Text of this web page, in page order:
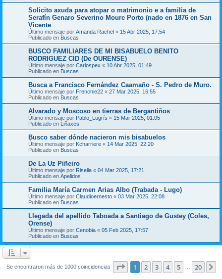
Solicito axuda para atopar o matrimonio e a familia de
Serafín Genaro Severino Moure Porto (nado en 1876 en San
Vicente
Último mensaje por Amanda Rachel « 15 Abr 2025, 17:54
Publicado en Buscas
BUSCO FAMILIARES DE MI BISABUELO BENITO
RODRIGUEZ CID (De OURENSE)
Último mensaje por Carlospex « 10 Abr 2025, 01:49
Publicado en Buscas
Busca a Francisco Fernández Caamaño - S. Pedro de Muro.
Último mensaje por Frenchie22 « 27 Mar 2025, 16:55
Publicado en Buscas
Alvarado y Moscoso en tierras de Bergantiños
Último mensaje por Pablo_Lugrís « 15 Mar 2025, 01:05
Publicado en Liñaxes
Busco saber dónde nacieron mis bisabuelos
Último mensaje por Kcharriere « 14 Mar 2025, 22:20
Publicado en Buscas
De La Uz Piñeiro
Último mensaje por Riselia « 04 Mar 2025, 17:21
Publicado en Apelidos
Familia María Carmen Arias Albo (Trabada - Lugo)
Último mensaje por Claudioernesto « 03 Mar 2025, 22:08
Publicado en Buscas
Llegada del apellido Taboada a Santiago de Gustey (Coles,
Orense)
Último mensaje por Cenobia « 05 Feb 2025, 17:57
Publicado en Buscas
Se encontraron más de 1000 coincidencias Página de 20
1 2 3 4 5 20